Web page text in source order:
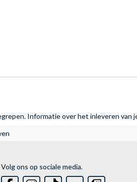
Informatie over het inleveren van
Volg ons op sociale media.